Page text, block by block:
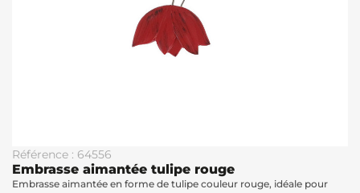
Référence : 64556
Embrasse aimantée tulipe rouge
Embrasse aimantée en forme de tulipe couleur rouge, idéale pour